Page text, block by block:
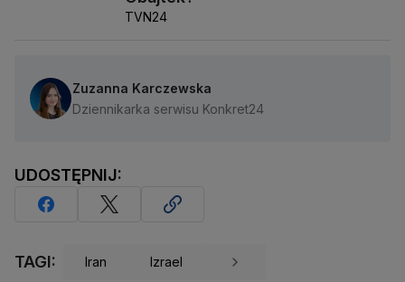
TVN24
Zuzanna Karczewska
Dziennikarka serwisu Konkret24
UDOSTĘPNIJ:
TAGI: Iran Izrael